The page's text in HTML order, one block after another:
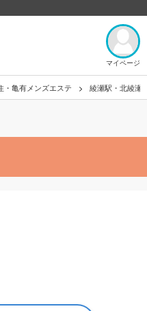
マイページ
・亀有メンズエステ 綾瀬駅・北綾瀬